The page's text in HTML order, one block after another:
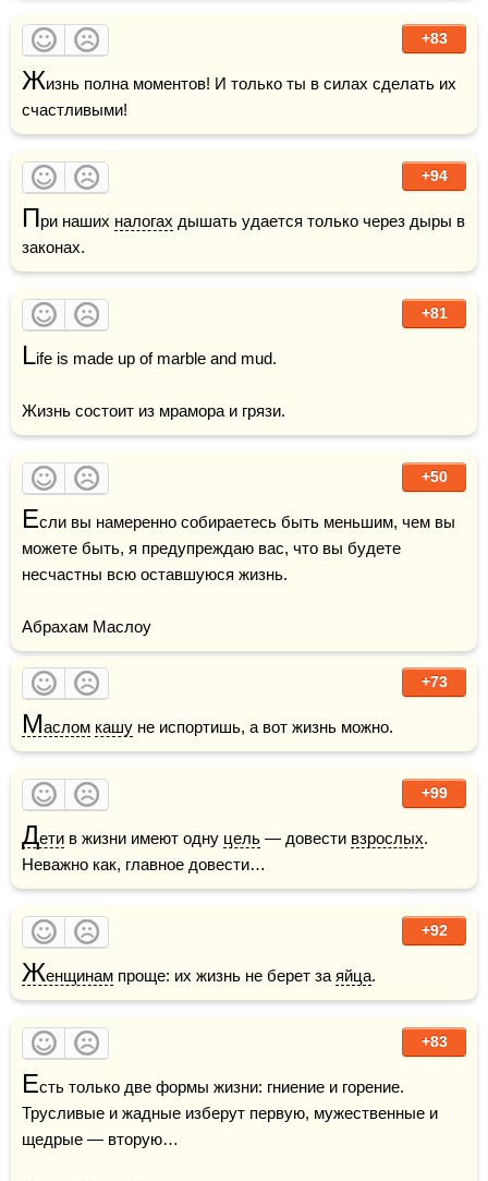
+83
Жизнь полна моментов! И только ты в силах сделать их
счастливыми!
+94
При наших налогах дышать удается только через дыры в
законах.
+81
Life is made up of marble and mud.
Жизнь состоит из мрамора и грязи.
+50
Если вы намеренно собираетесь быть меньшим, чем вы
можете быть, я предупреждаю вас, что вы будете
несчастны всю оставшуюся жизнь.
Абрахам Маслоу
+73
Маслом кашу не испортишь, а вот жизнь можно.
+99
Дети в жизни имеют одну цель — довести взрослых.
Неважно как, главное довести…
+92
Женщинам проще: их жизнь не берет за яйца.
+83
Есть только две формы жизни: гниение и горение.
Трусливые и жадные изберут первую, мужественные и
щедрые — вторую…